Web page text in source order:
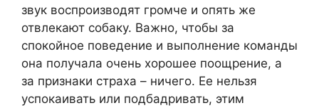
звук воспроизводят громче и опять же
отвлекают собаку. Важно, чтобы за
спокойное поведение и выполнение команды
она получала очень хорошее поощрение, а
за признаки страха – ничего. Ее нельзя
успокаивать или подбадривать, этим